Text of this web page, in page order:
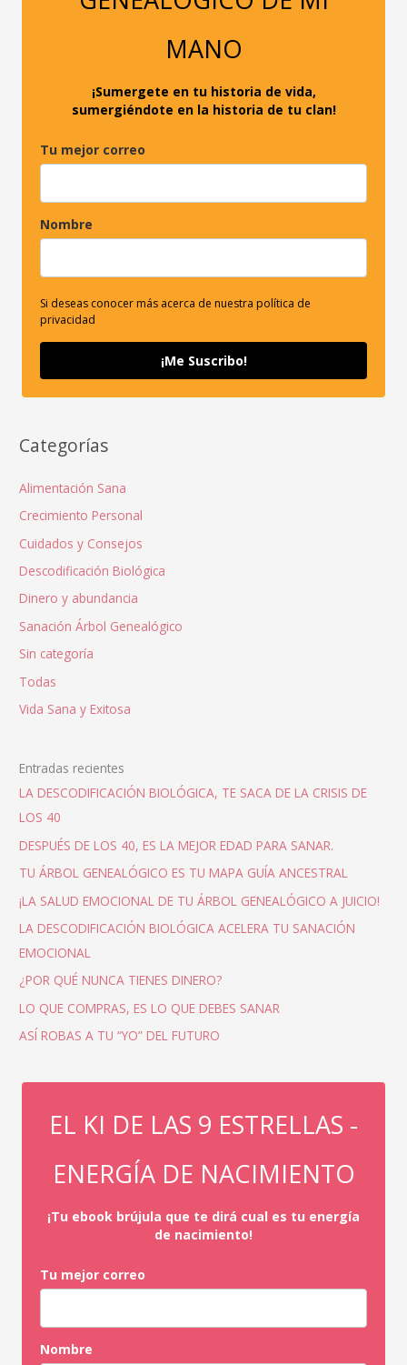
MANO
¡Sumergete en tu historia de vida,
sumergiéndote en la historia de tu clan!
Tu mejor correo
Nombre
Si deseas conocer más acerca de nuestra política de
privacidad
¡Me Suscribo!
Categorías
Alimentación Sana
Crecimiento Personal
Cuidados y Consejos
Descodificación Biológica
Dinero y abundancia
Sanación Árbol Genealógico
Sin categoría
Todas
Vida Sana y Exitosa
Entradas recientes
LA DESCODIFICACIÓN BIOLÓGICA, TE SACA DE LA CRISIS DE
LOS 40
DESPUÉS DE LOS 40, ES LA MEJOR EDAD PARA SANAR.
TU ÁRBOL GENEALÓGICO ES TU MAPA GUÍA ANCESTRAL
¡LA SALUD EMOCIONAL DE TU ÁRBOL GENEALÓGICO A JUICIO!
LA DESCODIFICACIÓN BIOLÓGICA ACELERA TU SANACIÓN
EMOCIONAL
¿POR QUÉ NUNCA TIENES DINERO?
LO QUE COMPRAS, ES LO QUE DEBES SANAR
ASÍ ROBAS A TU “YO” DEL FUTURO
EL KI DE LAS 9 ESTRELLAS -
ENERGÍA DE NACIMIENTO
¡Tu ebook brújula que te dirá cual es tu energía
de nacimiento!
Tu mejor correo
Nombre